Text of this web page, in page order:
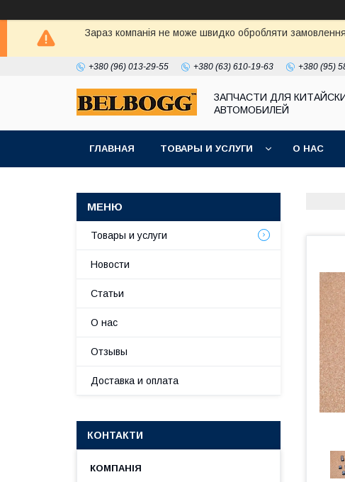
Зараз компанія не може швидко обробляти
+380 (96) 013-29-55 +380 (63) 610-19-63 +380 (95)
ЗАПЧАСТИ ДЛЯ
АВТОМОБИЛЕЙ
ГЛАВНАЯ ТОВАРЫ И УСЛУГИ О НАС
Товары и услуги
Новости
Статьи
О нас
Отзывы
Доставка и оплата
КОНТАКТИ